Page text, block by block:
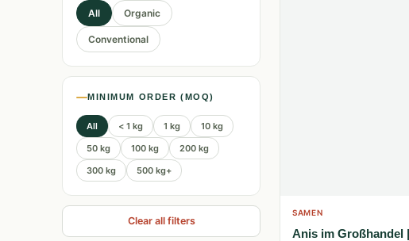
All Organic
Conventional
MINIMUM ORDER (MOQ)
All < 1 kg 1 kg
10 kg
50 kg
100 kg
200 kg
300 kg
500 kg+
Clear all filters
SAMEN
Anis im Großhandel